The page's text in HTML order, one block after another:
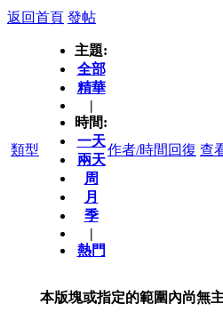
返回首頁 發帖
類型
主題:
全部
精華
|
時間:
一天
兩天
周
月
季
|
熱門
作者/時間 回復 查
本版塊或指定的範圍內尚無主